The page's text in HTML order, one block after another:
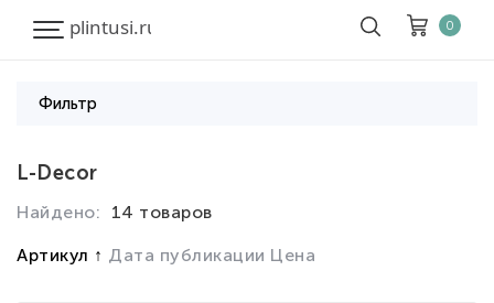
Итого к оплате
0
Фильтр
L-Decor
Найдено: 14 товаров
Артикул Дата публикации Цена